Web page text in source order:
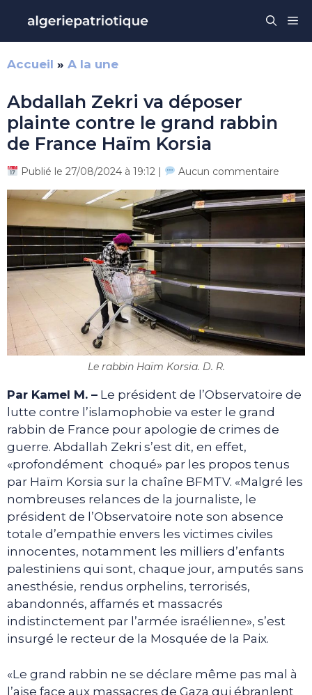
contenu
Accueil » A la une
Abdallah Zekri va déposer
plainte contre le grand rabbin
de France Haïm Korsia
Publié le 27/08/2024 à 19:12 | Aucun commentaire
Le rabbin Haïm Korsia. D. R.
Par Kamel M. – Le président de l’Observatoire de
lutte contre l’islamophobie va ester le grand
rabbin de France pour apologie de crimes de
guerre. Abdallah Zekri s’est dit, en effet,
«profondément choqué» par les propos tenus
par Haïm Korsia sur la chaîne BFMTV. «Malgré les
nombreuses relances de la journaliste, le
président de l’Observatoire note son absence
totale d’empathie envers les victimes civiles
innocentes, notamment les milliers d’enfants
palestiniens qui sont, chaque jour, amputés sans
anesthésie, rendus orphelins, terrorisés,
abandonnés, affamés et massacrés
indistinctement par l’armée israélienne», s’est
insurgé le recteur de la Mosquée de la Paix.
«Le grand rabbin ne se déclare même pas mal à
l’aise face aux massacres de Gaza qui ébranlent